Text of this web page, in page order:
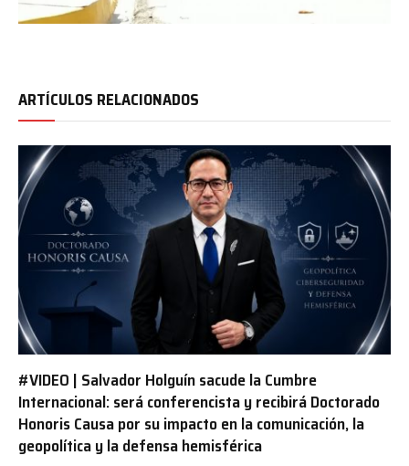
ARTÍCULOS RELACIONADOS
#VIDEO | Salvador Holguín sacude la Cumbre
Internacional: será conferencista y recibirá Doctorado
Honoris Causa por su impacto en la comunicación, la
geopolítica y la defensa hemisférica